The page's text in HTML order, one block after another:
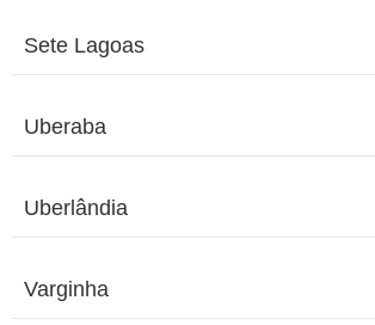
Sete Lagoas
Uberaba
Uberlândia
Varginha